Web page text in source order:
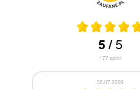
5/5
177opinii
30.07.2026